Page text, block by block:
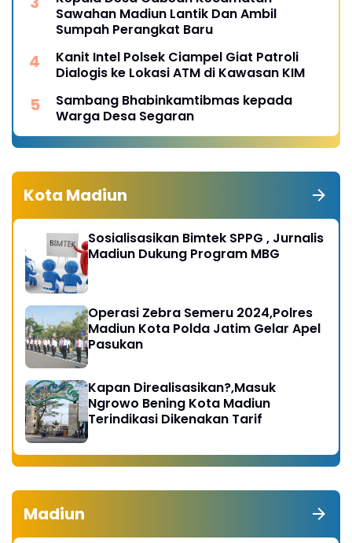
Sawahan Madiun Lantik Dan Ambil
Sumpah Perangkat Baru
Kanit Intel Polsek Ciampel Giat Patroli
Dialogis ke Lokasi ATM di Kawasan KIM
Sambang Bhabinkamtibmas kepada
Warga Desa Segaran
Kota Madiun
Sosialisasikan Bimtek SPPG , Jurnalis
Madiun Dukung Program MBG
Operasi Zebra Semeru 2024,Polres
Madiun Kota Polda Jatim Gelar Apel
Pasukan
Kapan Direalisasikan?,Masuk
Ngrowo Bening Kota Madiun
Terindikasi Dikenakan Tarif
Madiun